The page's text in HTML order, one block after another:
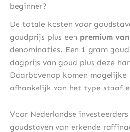
beginner?
De totale kosten voor
goudprijs plus een premium
denominaties. Een 1 gram
dagprijs van goud plus deze
Daarbovenop komen mogelijke
afhankelijk van het type staaf
Voor Nederlandse
goudstaven van erkende